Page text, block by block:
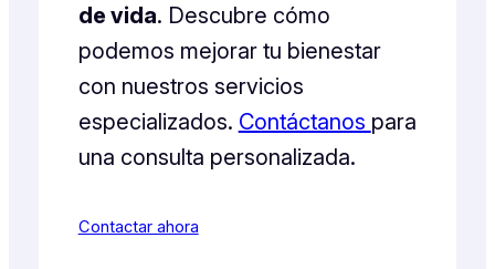
de vida. Descubre cómo
podemos mejorar tu bienestar
con nuestros servicios
especializados. Contáctanos para
una consulta personalizada.
Contactar ahora